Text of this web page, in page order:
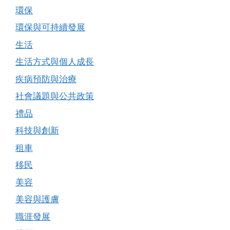
環保
環保與可持續發展
生活
生活方式與個人成長
疾病預防與治療
社會議題與公共政策
禮品
科技與創新
租車
移民
美容
美容與護膚
職涯發展